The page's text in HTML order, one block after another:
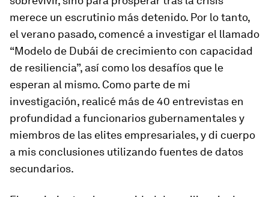
merece un escrutinio más detenido. Por lo tanto,
el verano pasado, comencé a investigar el llamado
“Modelo de Dubái de crecimiento con capacidad
de resiliencia”, así como los desafíos que le
esperan al mismo. Como parte de mi
investigación, realicé más de 40 entrevistas en
profundidad a funcionarios gubernamentales y
miembros de las elites empresariales, y di cuerpo
a mis conclusiones utilizando fuentes de datos
secundarios.